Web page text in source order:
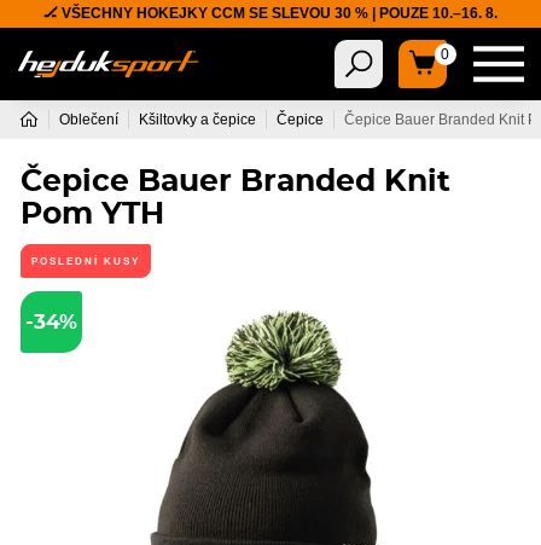
🏒 VŠECHNY HOKEJKY CCM SE SLEVOU 30 % | POUZE 10.–16. 8.
0
Oblečení Kšiltovky a čepice Čepice Čepice Bauer Branded Knit
Čepice Bauer Branded Knit
Pom YTH
POSLEDNÍ KUSY
-34%